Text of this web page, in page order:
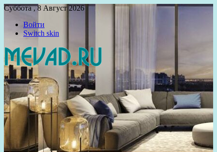
Суббота , 8 Август 2026
Войти
Switch skin